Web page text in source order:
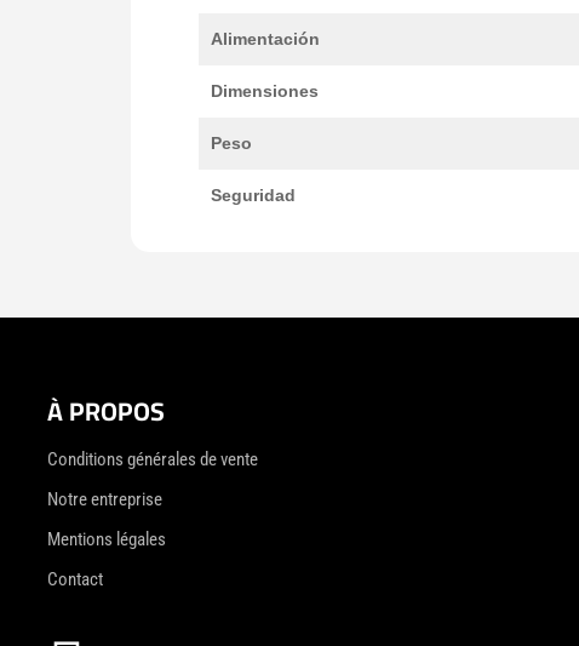
Alimentación
Dimensiones
Peso
Seguridad
À PROPOS
Conditions générales de vente
Notre entreprise
Mentions légales
Contact